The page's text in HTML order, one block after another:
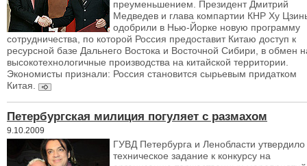
преуменьшением. Президент Дмитрий
Медведев и глава компартии КНР Ху
одобрили в Нью-Йорке новую программу
сотрудничества, по которой Россия предоставит Китаю доступ к
ресурсной базе Дальнего Востока и Восточной Сибири, в обмен
высокотехнологичные производства на китайской территории.
Экономисты признали: Россия становится сырьевым придатком
Китая.
Петербургская милиция погуляет с размахом
9.10.2009
ГУВД Петербурга и Ленобласти утвердило
техническое задание к конкурсу на